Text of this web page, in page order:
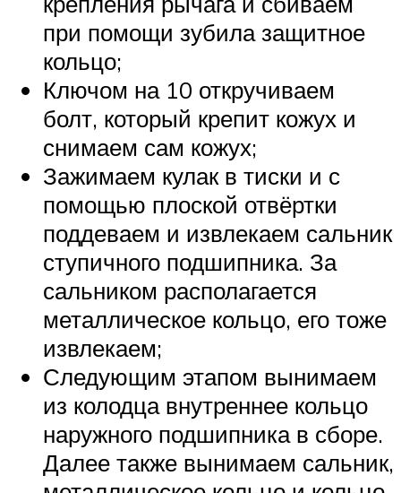
при помощи зубила защитное
кольцо;
Ключом на 10 откручиваем
болт, который крепит кожух и
снимаем сам кожух;
Зажимаем кулак в тиски и с
помощью плоской отвёртки
поддеваем и извлекаем сальник
ступичного подшипника. За
сальником располагается
металлическое кольцо, его тоже
извлекаем;
Следующим этапом вынимаем
из колодца внутреннее кольцо
наружного подшипника в сборе.
Далее также вынимаем сальник,